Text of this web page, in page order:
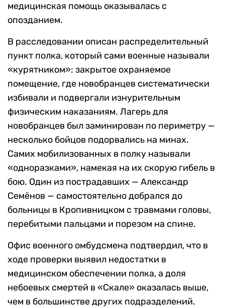
медицинская помощь оказывалась с
опозданием.
В расследовании описан распределительный
пункт полка, который сами военные называли
«курятником»: закрытое охраняемое
помещение, где новобранцев систематически
избивали и подвергали изнурительным
физическим наказаниям. Лагерь для
новобранцев был заминирован по периметру —
несколько бойцов подорвались на минах.
Самих мобилизованных в полку называли
«одноразками», намекая на их скорую гибель в
бою. Один из пострадавших — Александр
Семёнов — самостоятельно добрался до
больницы в Кропивницком с травмами головы,
перебитыми пальцами и порезом на спине.
Офис военного омбудсмена подтвердил, что в
ходе проверки выявил недостатки в
медицинском обеспечении полка, а доля
небоевых смертей в «Скале» оказалась выше,
чем в большинстве других подразделений.